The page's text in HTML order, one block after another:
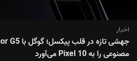
اخبار
مصنوعی را به Pixel 10 می‌آورد